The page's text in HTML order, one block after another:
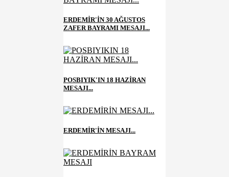
ERDEMİR'İN 30 AĞUSTOS
ZAFER BAYRAMI MESAJI...
POSBIYIK'IN 18 HAZİRAN
MESAJI...
ERDEMİR'İN MESAJI...